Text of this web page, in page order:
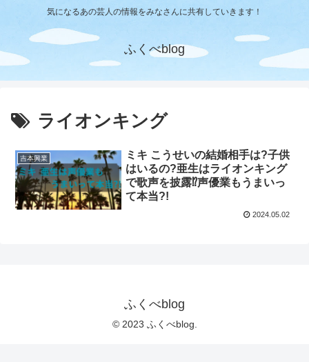
気になるあの芸人の情報をみなさんに共有していきます！
ふくべblog
ライオンキング
吉本興業
ミキ こうせいの結婚相手は?子供
はいるの?亜生はライオンキング
で歌声を披露⁉声優業もうまいっ
て本当?!
2024.05.02
ふくべblog
© 2023 ふくべblog.